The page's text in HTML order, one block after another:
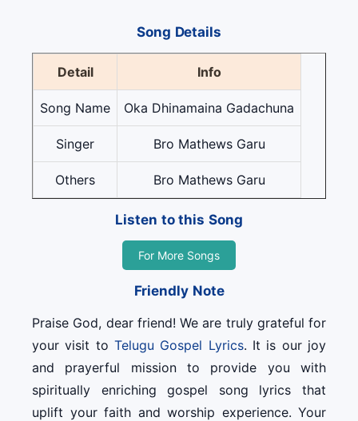
Song Details
Detail Info
Song Name Oka Dhinamaina Gadachuna
Singer Bro Mathews Garu
Others Bro Mathews Garu
Listen to this Song
For More Songs
Friendly Note
Praise God, dear friend! We are truly grateful for
your visit to Telugu Gospel Lyrics. It is our joy
and prayerful mission to provide you with
spiritually enriching gospel song lyrics that
uplift your faith and worship experience. Your